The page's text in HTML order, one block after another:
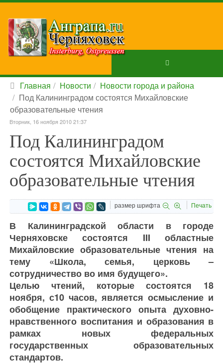
Главная Новости
Новости города и района
Под Калининградом состоятся Михайловские
образовательные чтения
Вторник, 16 ноября 2010 21:37
Под Калининградом
состоятся Михайловские
образовательные чтения
размер шрифта Печать
В Калининградской области в городе
Черняховске состоятся III областные
Михайловские образовательные чтения на
тему «Школа, семья, церковь –
сотрудничество во имя будущего».
Целью чтений, которые состоятся 18
ноября, с10 часов, является осмысление и
обобщение практического опыта духовно-
нравственного воспитания и образования в
рамках новых федеральных
государственных образовательных
стандартов.